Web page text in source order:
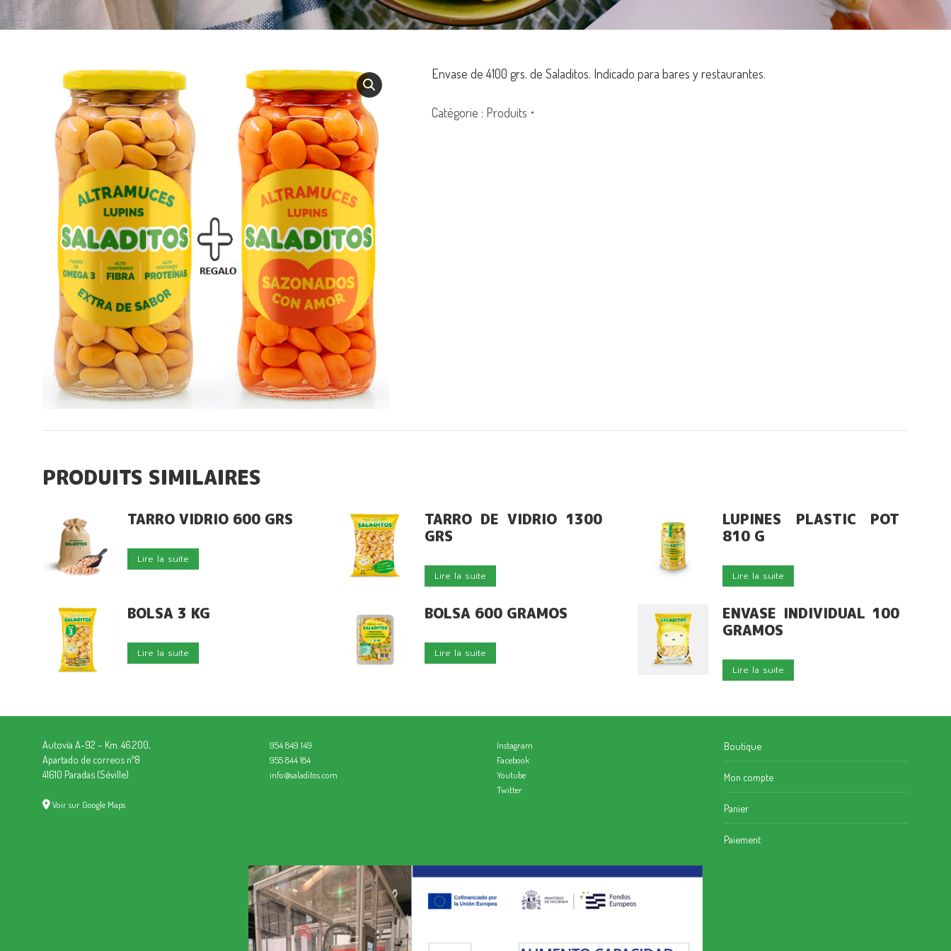
Envase de 4100 grs. de Saladitos. Indicado para bares y restaurantes.
Catégorie : Produits
PRODUITS SIMILAIRES
TARRO VIDRIO 600 GRS
Lire la suite
TARRO DE VIDRIO 1300
GRS
Lire la suite
LUPINES PLASTIC POT
810 G
Lire la suite
BOLSA 3 KG
Lire la suite
BOLSA 600 GRAMOS
Lire la suite
ENVASE INDIVIDUAL 100
GRAMOS
Lire la suite
Autovía A-92 – Km. 46.200,
Apartado de correos nº8
41610 Paradas (Séville)
Voir sur Google Maps
954 849 149
955 844 184
info@saladitos.com
Instagram
Facebook
Youtube
Twitter
Boutique
Mon compte
Panier
Paiement